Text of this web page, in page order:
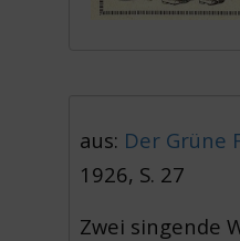
aus: Der Grüne
1926, S. 27
Zwei singende